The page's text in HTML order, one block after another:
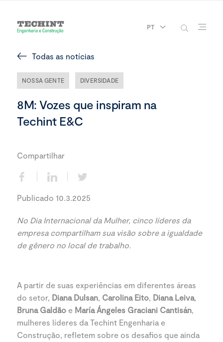
PT
Todas as notícias
NOSSA GENTE DIVERSIDADE
8M: Vozes que inspiram na
Techint E&C
Compartilhar
Publicado 10.3.2025
No Dia Internacional da Mulher, cinco líderes da
empresa compartilham sua visão sobre a igualdade
de gênero no local de trabalho.
A partir de suas experiências em diferentes áreas
do setor, Diana Dulsan, Carolina Eito, Diana Leiva,
Bruna Galdão e María Ángeles Graciani Cantisán,
mulheres líderes da Techint Engenharia e
Construção, refletem sobre os desafios que ainda